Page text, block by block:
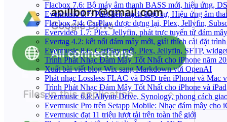
Flacbox 7.6: Bộ máy âm thanh BASS mới, hiệu ứng,
Evermusic 8.7: Phát liền mạch thực sự, Hiệu ứng âm
Flacbox 7.4: CarPlay được dựng lại, Plex, Jellyfin,
Evervideo 1.7: Plex, Jellyfin, phát trực tuyến từ đám
Evertag 4.2: kết nối đám mây mới, giải thích cài đặt
Evermusic 8.6: CarPlay mới, Plex, Jellyfin, SFTP,
Trình Phát Nhạc Đám Mây Tốt Nhất cho iPhone năm
Xuất bài viết blog Wix sang Markdown với OpenAI
Phát nhạc Lossless FLAC và DSD trên iPhone và Mac
Trình Phát Nhạc Đám Mây Tốt Nhất cho iPhone và iPad
Evermusic 6.8: Aliyun Drive, Synology, phong cách
Evermusic Pro trên Setapp Mobile: Nhạc đám mây cho
Evermusic đạt 11 triệu lượt tải trên toàn thế giới